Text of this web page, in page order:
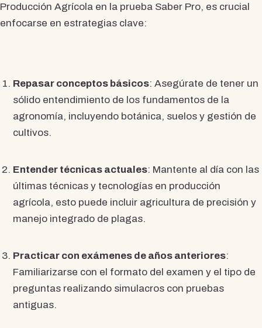
Producción Agrícola en la prueba Saber Pro, es crucial
enfocarse en estrategias clave:
Repasar conceptos básicos: Asegúrate de tener un
sólido entendimiento de los fundamentos de la
agronomía, incluyendo botánica, suelos y gestión de
cultivos.
Entender técnicas actuales: Mantente al día con las
últimas técnicas y tecnologías en producción
agrícola, esto puede incluir agricultura de precisión y
manejo integrado de plagas.
Practicar con exámenes de años anteriores:
Familiarizarse con el formato del examen y el tipo de
preguntas realizando simulacros con pruebas
antiguas.